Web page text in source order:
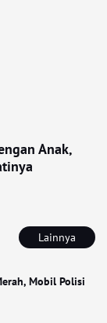
Lainnya
Mobil Polisi
Anak,